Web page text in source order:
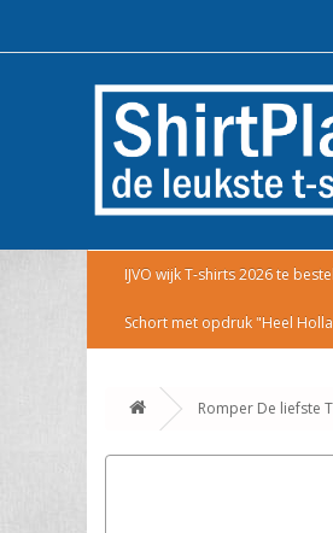
IJVO wijk T-shirts 2026 te
Schort met opdruk "Heel
Romper De liefste